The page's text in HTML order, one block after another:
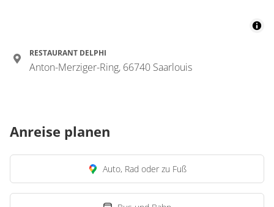
RESTAURANT DELPHI
Anton-Merziger-Ring, 66740 Saarlouis
Anreise planen
Auto, Rad oder zu Fuß